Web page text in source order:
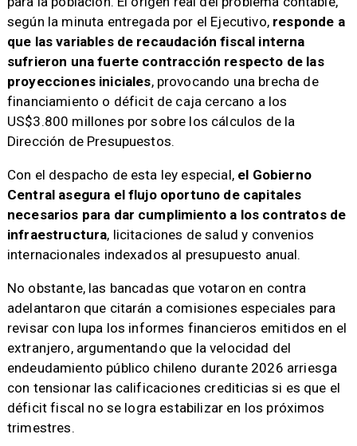
según la minuta entregada por el Ejecutivo,responde a
que las variables de recaudación fiscal interna
sufrieron una fuerte contracción respecto de las
proyecciones iniciales, provocando una brecha de
financiamiento o déficit de caja cercano a los
US$3.800 millones por sobre los cálculos de la
Dirección de Presupuestos.
Con el despacho de esta ley especial, el Gobierno
Central asegura el flujo oportuno de capitales
necesarios para dar cumplimiento a los contratos de
infraestructura, licitaciones de salud y convenios
internacionales indexados al presupuesto anual.
No obstante, las bancadas que votaron en contra
adelantaron que citarán a comisiones especiales para
revisar con lupa los informes financieros emitidos en el
extranjero, argumentando que la velocidad del
endeudamiento público chileno durante 2026 arriesga
con tensionar las calificaciones crediticias si es que el
déficit fiscal no se logra estabilizar en los próximos
trimestres.